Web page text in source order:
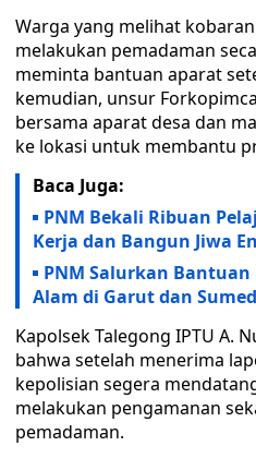
Warga yang melihat
melakukan pemadaman
meminta bantuan aparat
kemudian, unsur
bersama aparat desa dan
ke lokasi untuk membantu
Baca Juga:
PNM Bekali Ribuan
Kerja dan Bangun Jiwa
PNM Salurkan
Alam di Garut dan
Kapolsek Talegong IPTU A.
bahwa setelah menerima
kepolisian segera
melakukan pengamanan
pemadaman.